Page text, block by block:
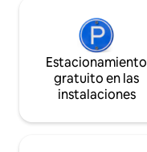
Estacionamiento
gratuito en las
instalaciones